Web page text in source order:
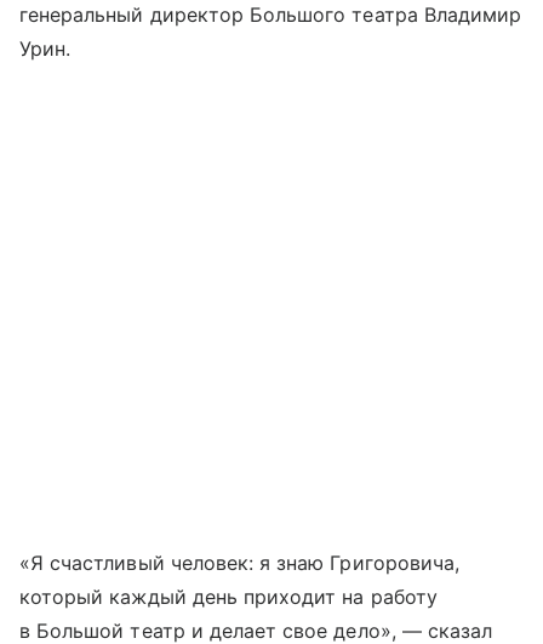
генеральный директор Большого театра Владимир
Урин.
«Я счастливый человек: я знаю Григоровича,
который каждый день приходит на работу
в Большой театр и делает свое дело», — сказал